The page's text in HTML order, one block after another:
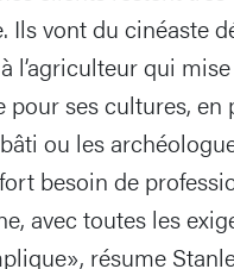
Ils vont du cinéaste
l’agriculteur qui
ses cultures, en
ou les
besoin de
avec toutes les
résume